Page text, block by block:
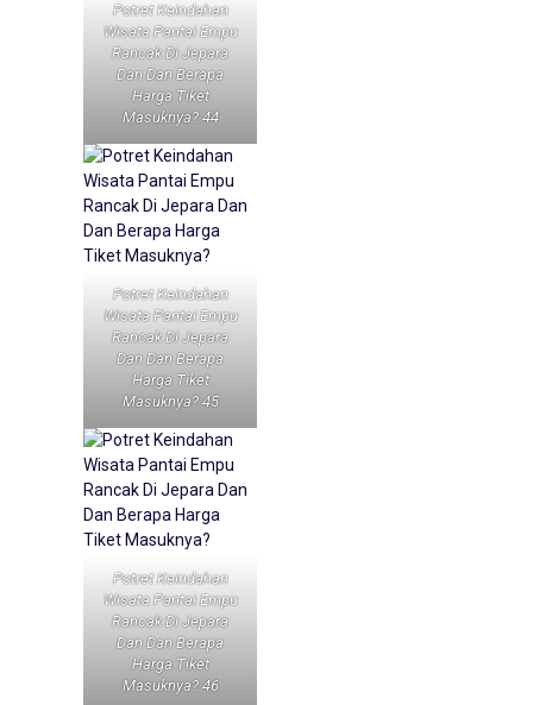
Potret Keindahan
Wisata Pantai Empu
Rancak Di Jepara
Dan Dan Berapa
Harga Tiket
Masuknya? 44
Potret Keindahan
Wisata Pantai Empu
Rancak Di Jepara
Dan Dan Berapa
Harga Tiket
Masuknya? 45
Potret Keindahan
Wisata Pantai Empu
Rancak Di Jepara
Dan Dan Berapa
Harga Tiket
Masuknya? 46